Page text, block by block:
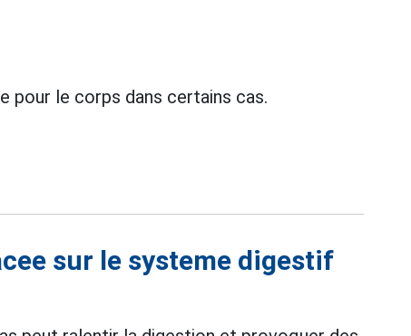
pour le corps dans certains cas.
sur le systeme digestif